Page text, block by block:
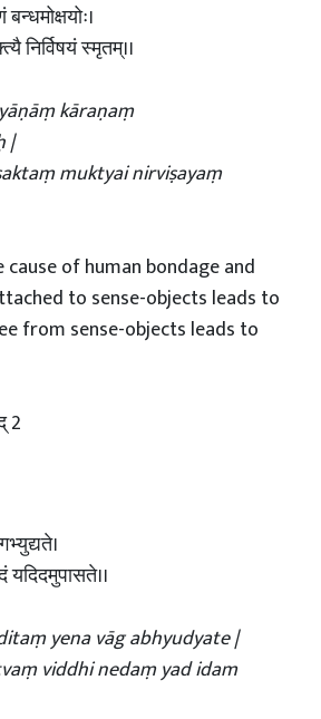
निर्विषयं स्मृतम्।।
kāraṇaṃ
|
muktyai nirviṣayaṃ
of human bondage and
to sense-objects leads to
from sense-objects leads to
2
यदिदमुपासते।।
yena vāg abhyudyate |
viddhi nedaṃ yad idam